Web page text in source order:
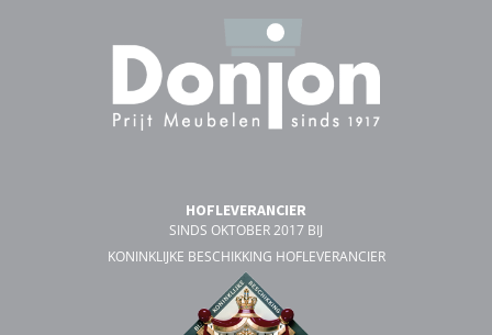
HOFLEVERANCIER
SINDS OKTOBER 2017 BIJ
KONINKLIJKE BESCHIKKING HOFLEVERANCIER